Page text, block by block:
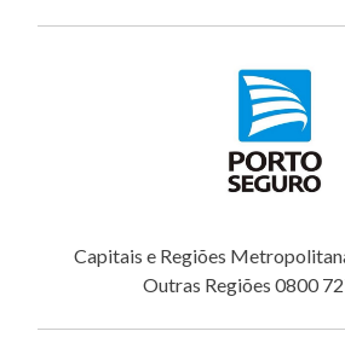
Capitais e Regiões
Outras Regiões 0800